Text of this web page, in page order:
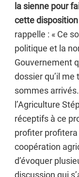
la sienne pour
cette disposition
rappelle : « Ce
politique et la
Gouvernement
dossier qu’il
sommes
l’Agriculture
réceptifs à ce
profiter profitera
coopération
d’évoquer
discussion qui